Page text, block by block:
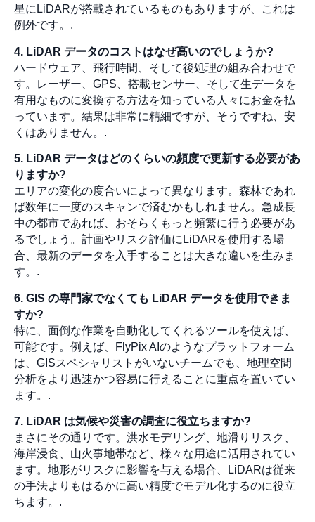
星にLiDARが搭載されているものもありますが、これは
例外です。.
4. LiDAR データのコストはなぜ高いのでしょうか?
ハードウェア、飛行時間、そして後処理の組み合わせで
す。レーザー、GPS、搭載センサー、そして生データを
有用なものに変換する方法を知っている人々にお金を払
っています。結果は非常に精細ですが、そうですね、安
くはありません。.
5. LiDAR データはどのくらいの頻度で更新する必要があ
りますか?
エリアの変化の度合いによって異なります。森林であれ
ば数年に一度のスキャンで済むかもしれません。急成長
中の都市であれば、おそらくもっと頻繁に行う必要があ
るでしょう。計画やリスク評価にLiDARを使用する場
合、最新のデータを入手することは大きな違いを生みま
す。.
6. GIS の専門家でなくても LiDAR データを使用できま
すか?
特に、面倒な作業を自動化してくれるツールを使えば、
可能です。例えば、FlyPix AIのようなプラットフォーム
は、GISスペシャリストがいないチームでも、地理空間
分析をより迅速かつ容易に行えることに重点を置いてい
ます。.
7. LiDAR は気候や災害の調査に役立ちますか?
まさにその通りです。洪水モデリング、地滑りリスク、
海岸浸食、山火事地帯など、様々な用途に活用されてい
ます。地形がリスクに影響を与える場合、LiDARは従来
の手法よりもはるかに高い精度でモデル化するのに役立
ちます。.